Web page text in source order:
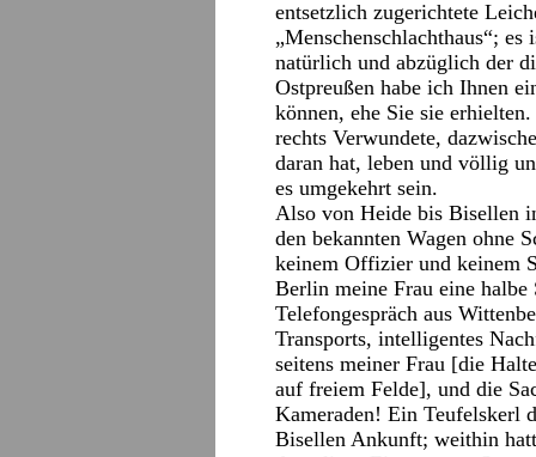
entsetzlich zugerichtete
„Menschenschlachthaus“;
natürlich und abzüglich der
Ostpreußen habe ich Ihnen
können, ehe Sie sie
rechts Verwundete,
daran hat, leben und völlig
es umgekehrt sein.
Also von Heide bis Bisellen
den bekannten Wagen ohne
keinem Offizier und keinem
Berlin meine Frau eine halbe
Telefongespräch aus
Transports, intelligentes
seitens meiner Frau [die
auf freiem Felde], und die
Kameraden! Ein Teufelskerl
Bisellen Ankunft; weithin